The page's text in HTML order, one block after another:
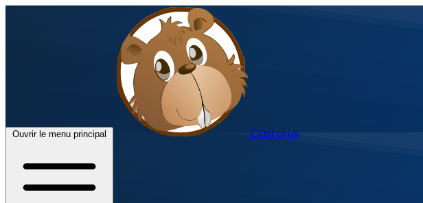
Ouvrir le menu principal Castorus